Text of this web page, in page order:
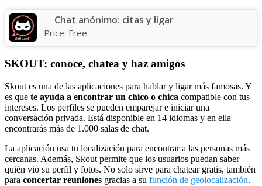
Chat anónimo: citas y ligar
Price: Free
SKOUT: conoce, chatea y haz amigos
Skout es una de las aplicaciones para hablar y ligar más famosas. Y
es que te ayuda a encontrar un chico o chica compatible con tus
intereses. Los perfiles se pueden emparejar e iniciar una
conversación privada. Está disponible en 14 idiomas y en ella
encontrarás más de 1.000 salas de chat.
La aplicación usa tu localización para encontrar a las personas más
cercanas. Además, Skout permite que los usuarios puedan saber
quién vio su perfil y fotos. No solo sirve para chatear gratis, también
para concertar reuniones gracias a su función de geolocalización.